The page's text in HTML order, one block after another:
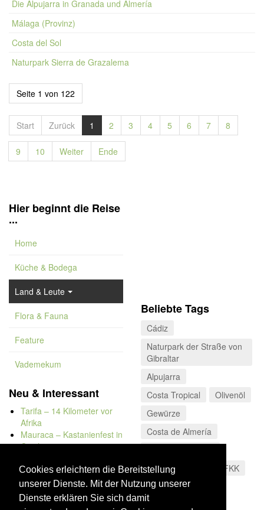
Cookies erleichtern die Bereitstellung
unserer Dienste. Mit der Nutzung unserer
Dienste erklären Sie sich damit
Die Alpujarra in Granada und Almería
Málaga (Provinz)
Costa del Sol
Naturpark Sierra de Grazalema
Seite 1 von 122
Start Zurück 1 2 3 4 5 6 7 8
9 10 Weiter Ende
Hier beginnt die Reise
...
Home
Küche & Bodega
Land & Leute
Flora & Fauna
Feature
Vademekum
Neu & Interessant
Tarifa – 14 Kilometer vor
Afrika
Mauraca – Kastanienfest in
Capileira
Bolonia
Kap Trafalgar
Düne von Bolonia
Beliebte Tags
Cádiz
Naturpark der Straße von
Gibraltar
Alpujarra
Costa Tropical
Olivenöl
Gewürze
Costa de Almería
Sierra de Huétor
FKK